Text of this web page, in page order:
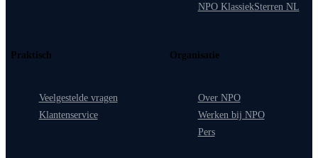
NPO KlassiekSterren NL
Praktisch
Veelgestelde vragen
Klantenservice
Organisatie
Over NPO
Werken bij NPO
Pers